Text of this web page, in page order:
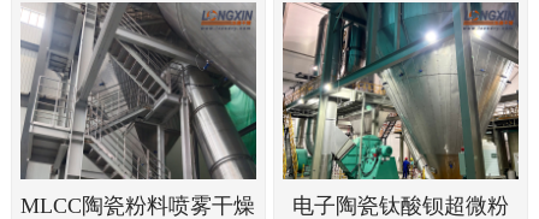
MLCC陶瓷粉料喷雾干燥
电子陶瓷钛酸钡超微粉